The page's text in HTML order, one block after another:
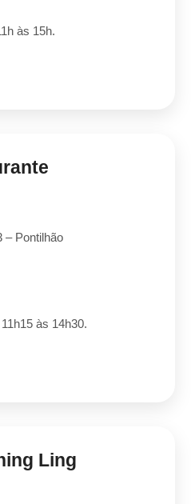
às 15h.
– Pontilhão
às 14h30.
Ling